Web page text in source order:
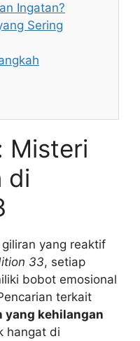
Ingatan?
Sering
Misteri
di
yang reaktif
33, setiap
bobot emosional
terkait
yang kehilangan
hangat di